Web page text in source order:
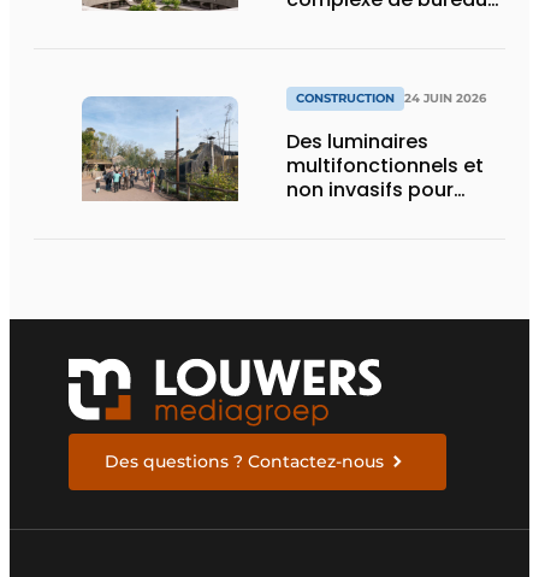
CONSTRUCTION 24 JUIN 2026
Des luminaires
multifonctionnels et
non invasifs pour
Des questions ? Contactez-nous